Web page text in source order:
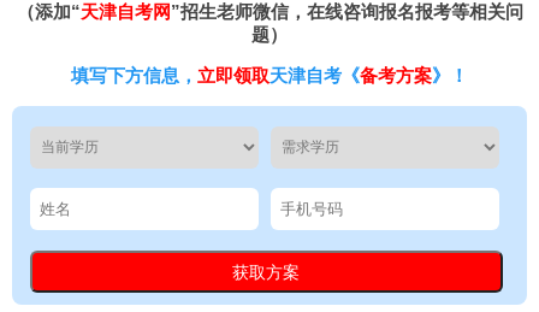
（添加“天津自考网”招生老师微信，在线咨询报名报考等相关问
题）
填写下方信息， 立即领取天津自考《备考方案》！